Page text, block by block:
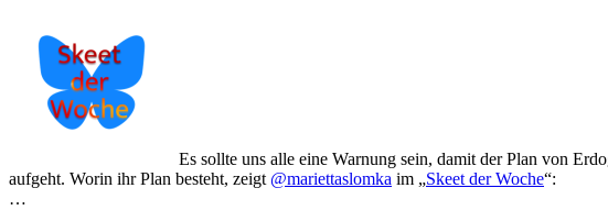
Es sollte uns alle eine Warnung sein, damit der Plan von
aufgeht. Worin ihr Plan besteht, zeigt @mariettaslomka im „Skeet der Woche“:
…